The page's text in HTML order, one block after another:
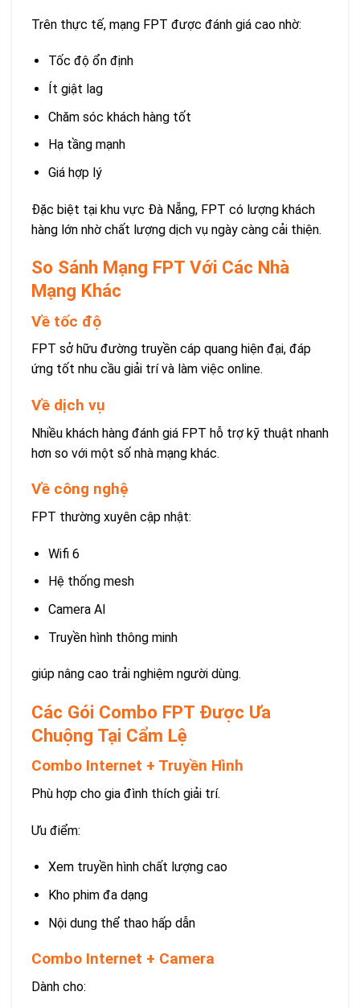
Trên thực tế, mạng FPT được đánh giá cao nhờ:
Tốc độ ổn định
Ít giật lag
Chăm sóc khách hàng tốt
Hạ tầng mạnh
Giá hợp lý
Đặc biệt tại khu vực Đà Nẵng, FPT có lượng khách
hàng lớn nhờ chất lượng dịch vụ ngày càng cải thiện.
So Sánh Mạng FPT Với Các Nhà
Mạng Khác
Về tốc độ
FPT sở hữu đường truyền cáp quang hiện đại, đáp
ứng tốt nhu cầu giải trí và làm việc online.
Về dịch vụ
Nhiều khách hàng đánh giá FPT hỗ trợ kỹ thuật nhanh
hơn so với một số nhà mạng khác.
Về công nghệ
FPT thường xuyên cập nhật:
Wifi 6
Hệ thống mesh
Camera AI
Truyền hình thông minh
giúp nâng cao trải nghiệm người dùng.
Các Gói Combo FPT Được Ưa
Chuộng Tại Cẩm Lệ
Combo Internet + Truyền Hình
Phù hợp cho gia đình thích giải trí.
Ưu điểm:
Xem truyền hình chất lượng cao
Kho phim đa dạng
Nội dung thể thao hấp dẫn
Combo Internet + Camera
Dành cho: